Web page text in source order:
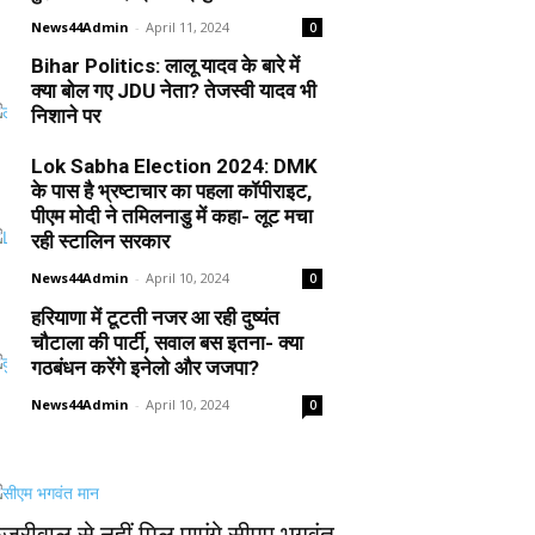
News44Admin - April 11, 2024 0
Bihar Politics: लालू यादव के बारे में
क्या बोल गए JDU नेता? तेजस्वी यादव भी
निशाने पर
Lok Sabha Election 2024: DMK
के पास है भ्रष्टाचार का पहला कॉपीराइट,
पीएम मोदी ने तमिलनाडु में कहा- लूट मचा
रही स्टालिन सरकार
News44Admin - April 10, 2024 0
हरियाणा में टूटती नजर आ रही दुष्यंत
चौटाला की पार्टी, सवाल बस इतना- क्या
गठबंधन करेंगे इनेलो और जजपा?
News44Admin - April 10, 2024 0